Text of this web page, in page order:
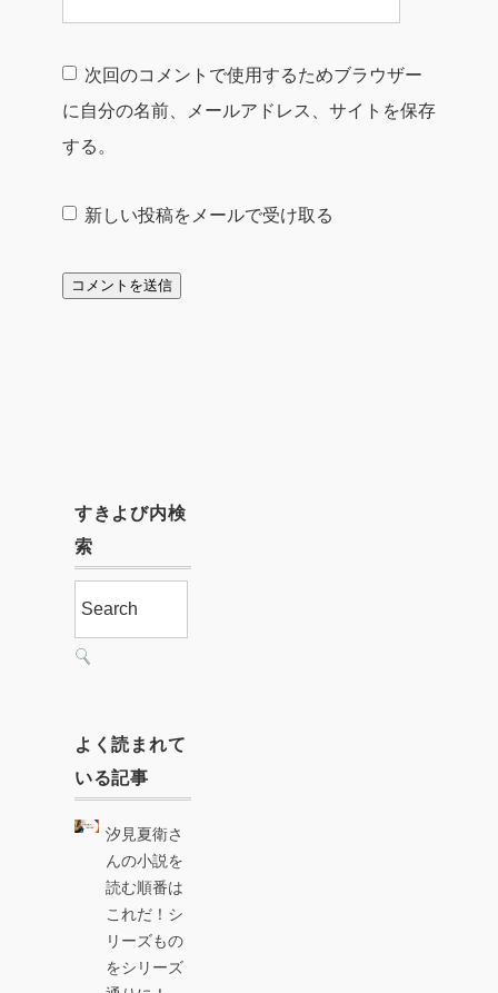
次回のコメントで使用するためブラウザー
に自分の名前、メールアドレス、サイトを保存
する。
新しい投稿をメールで受け取る
すきよび内検
索
よく読まれて
いる記事
汐見夏衛さ
んの小説を
読む順番は
これだ！シ
リーズもの
をシリーズ